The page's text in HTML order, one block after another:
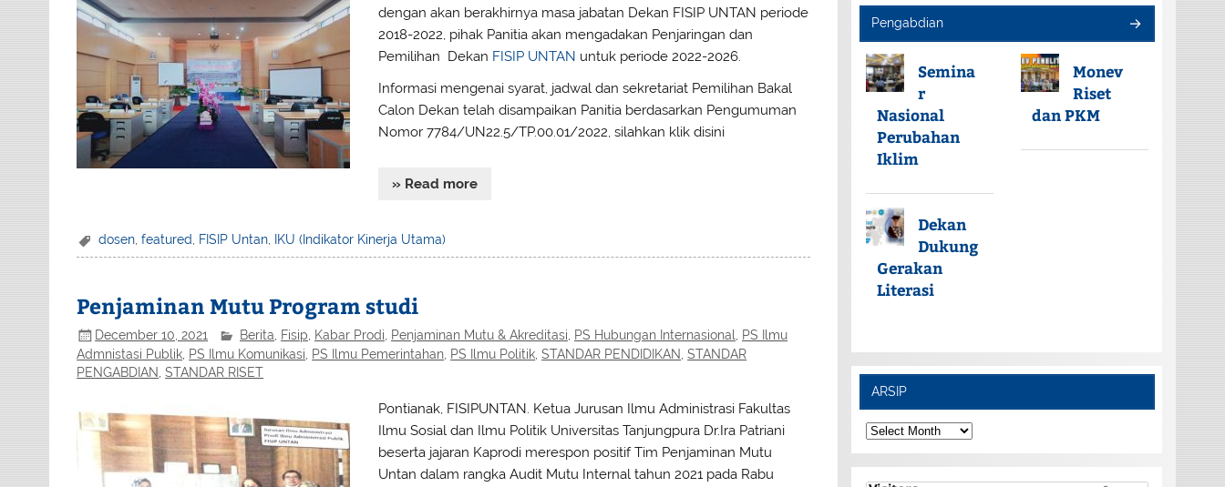
dengan akan berakhirnya masa jabatan Dekan FISIP UNTAN periode
2018-2022, pihak Panitia akan mengadakan Penjaringan dan
Pemilihan Dekan FISIP UNTAN untuk periode 2022-2026.
Informasi mengenai syarat, jadwal dan sekretariat Pemilihan Bakal
Calon Dekan telah disampaikan Panitia berdasarkan Pengumuman
Nomor 7784/UN22.5/TP.00.01/2022, silahkan klik disini
» Read more
dosen ,featured FISIP Untan IKU (Indikator Kinerja Utama)
Penjaminan Mutu Program studi
December 10, 2021 Berita Fisip Kabar Prodi Penjaminan Mutu & Akreditasi PS Hubungan Internasional
PS Ilmu
Admnistasi Publik PS Ilmu Komunikasi PS Ilmu Pemerintahan PS Ilmu Politik ,STANDAR PENDIDIKAN ,STANDAR
PENGABDIAN ,STANDAR RISET
Pontianak, FISIPUNTAN. Ketua Jurusan Ilmu Administrasi Fakultas
Ilmu Sosial dan Ilmu Politik Universitas Tanjungpura Dr.Ira Patriani
beserta jajaran Kaprodi merespon positif Tim Penjaminan Mutu
Untan dalam rangka Audit Mutu Internal tahun 2021 pada Rabu
Pengabdian
Semina
r
Nasional
Perubahan
Iklim
Monev
Riset
dan PKM
Dekan
Dukung
Gerakan
Literasi
ARSIP
ARSIP